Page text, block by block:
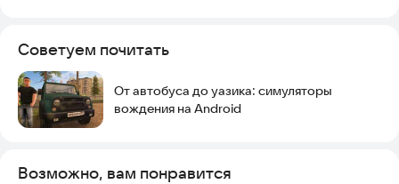
Советуем почитать
От автобуса до уазика: симуляторы
вождения на Android
Возможно, вам понравится